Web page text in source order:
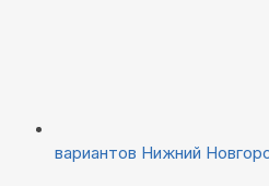
вариантов Нижний